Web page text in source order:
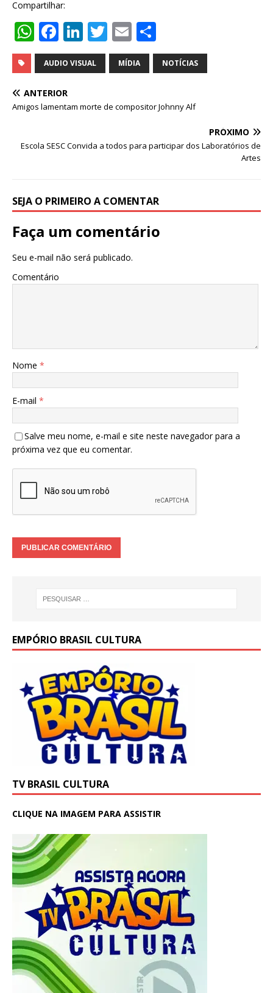
Compartilhar:
W
h
at
s
A
p
F
a
c
e
b
o
Li
n
k
dI
T
w
it
r
E
m
ai
h
ar
AUDIO VISUAL MÍDIA NOTÍCIAS
ANTERIOR
Amigos lamentam morte de compositor Johnny Alf
PRÓXIMO
Escola SESC Convida a todos para participar dos Laboratórios de
Artes
SEJA O PRIMEIRO A COMENTAR
Faça um comentário
Seu e-mail não será publicado.
Comentário
Nome *
E-mail *
Salve meu nome, e-mail e site neste navegador para a
próxima vez que eu comentar.
EMPÓRIO BRASIL CULTURA
TV BRASIL CULTURA
CLIQUE NA IMAGEM PARA ASSISTIR